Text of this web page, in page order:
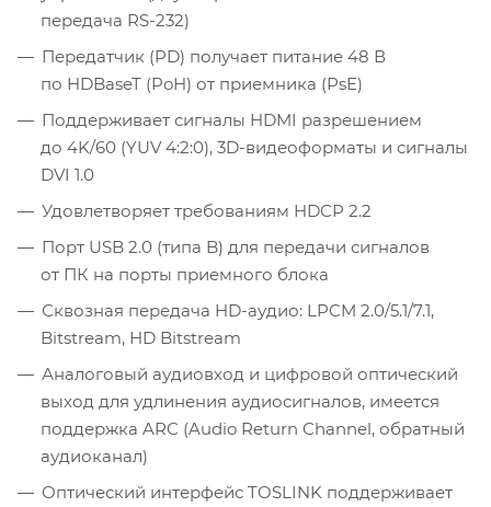
передача RS-232)
Передатчик (PD) получает питание 48 В
по HDBaseT (PoH) от приемника (PsE)
Поддерживает сигналы HDMI разрешением
до 4K/60 (YUV 4:2:0), 3D-видеоформаты и сигналы
DVI 1.0
Удовлетворяет требованиям HDCP 2.2
Порт USB 2.0 (типа B) для передачи сигналов
от ПК на порты приемного блока
Сквозная передача HD-аудио: LPCM 2.0/5.1/7.1,
Bitstream, HD Bitstream
Аналоговый аудиовход и цифровой оптический
выход для удлинения аудиосигналов, имеется
поддержка ARC (Audio Return Channel, обратный
аудиоканал)
Оптический интерфейс TOSLINK поддерживает